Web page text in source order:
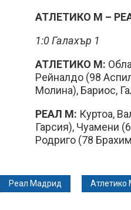
АТЛЕТИКО М –
1:0 Галахър 1
АТЛЕТИКО М:
Рейналдо (98
Молина), Бариос,
РЕАЛ М: Куртоа,
Гарсия), Чуамени
Родриго (78
Реал Мадрид Атлетико